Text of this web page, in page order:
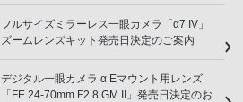
フルサイズミラーレス一眼カメラ「α7 IV」
ズームレンズキット発売日決定のご案内
デジタル一眼カメラ α Eマウント用レンズ
「FE 24-70mm F2.8 GM II」発売日決定のお